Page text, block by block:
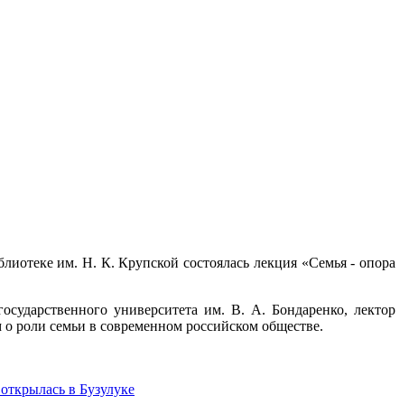
им. Н. К. Крупской состоялась лекция «Семья - опора
университета им. В. А. Бондаренко, лектор
о роли семьи в современном российском обществе.
в Бузулуке